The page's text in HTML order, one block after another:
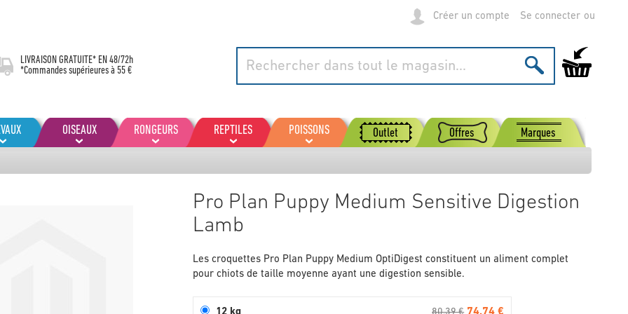
Créer un compte Se connecter
LIVRAISON GRATUITE* EN 48/72h
*Commandes supérieures à 55 €
Mon panier
OISEAUX RONGEURS REPTILES POISSONS Outlet Offres Marques
Pro Plan Puppy Medium Sensitive Digestion
Lamb
Les croquettes Pro Plan Puppy Medium OptiDigest constituent un aliment complet
pour chiots de taille moyenne ayant une digestion sensible.